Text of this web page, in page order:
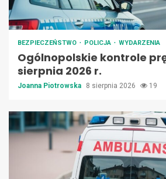
BEZPIECZEŃSTWO POLICJA WYDARZENIA
Ogólnopolskie kontrole
sierpnia 2026 r.
Joanna Piotrowska 8 sierpnia 2026 19